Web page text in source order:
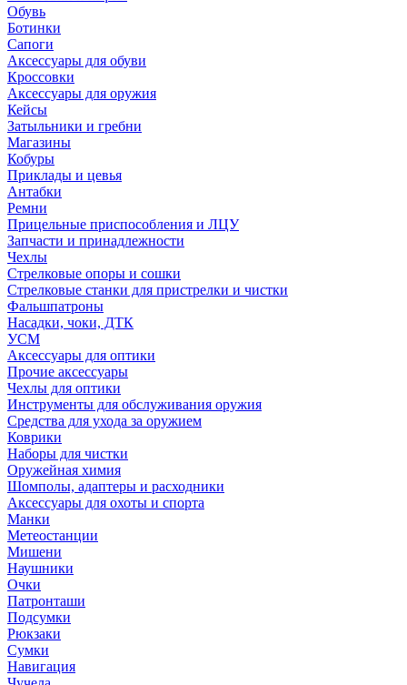
Обувь
Ботинки
Сапоги
Аксессуары для обуви
Кроссовки
Аксессуары для оружия
Кейсы
Затыльники и гребни
Магазины
Кобуры
Приклады и цевья
Антабки
Ремни
Прицельные приспособления и ЛЦУ
Запчасти и принадлежности
Чехлы
Стрелковые опоры и сошки
Стрелковые станки для пристрелки и чистки
Фальшпатроны
Насадки, чоки, ДТК
УСМ
Аксессуары для оптики
Прочие аксессуары
Чехлы для оптики
Инструменты для обслуживания оружия
Средства для ухода за оружием
Коврики
Наборы для чистки
Оружейная химия
Шомполы, адаптеры и расходники
Аксессуары для охоты и спорта
Манки
Метеостанции
Мишени
Наушники
Очки
Патронташи
Подсумки
Рюкзаки
Сумки
Навигация